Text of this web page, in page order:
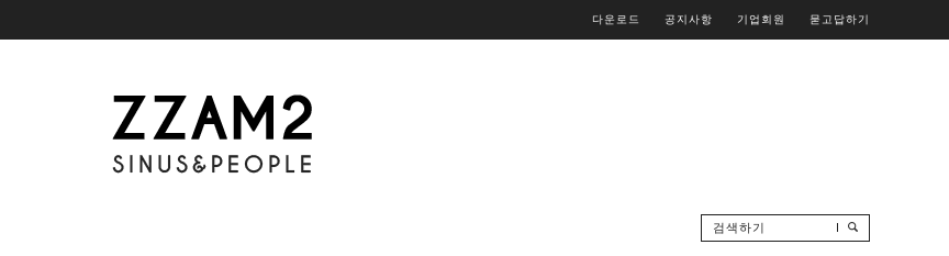
다운로드 공지사항 기업회원 묻고답하기
검색하기